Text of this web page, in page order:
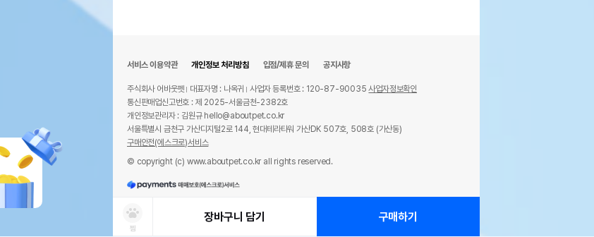
찜
장바구니 담기 구매하기
서비스 이용약관 개인정보 처리방침 입점/제휴 문의 공지사항
주식회사 어바웃펫 대표자명 : 나옥귀 사업자 등록번호 : 120-87-90035사업자정보확인
통신판매업신고번호 : 제 2025-서울금천-2382호
개인정보관리자 : 김원규 hello@aboutpet.co.kr
서울특별시 금천구 가산디지털2로 144, 현대테라타워 가산DK 507호, 508호 (가산동)
구매안전(에스크로)서비스
© copyright (c) www.aboutpet.co.kr all rights reserved.